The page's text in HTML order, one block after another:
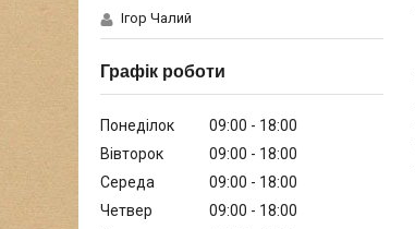
Ігор Чалий
Графік роботи
Понеділок 09:00
18:00
Вівторок
09:00
18:00
Середа
09:00
18:00
Четвер
09:00
18:00